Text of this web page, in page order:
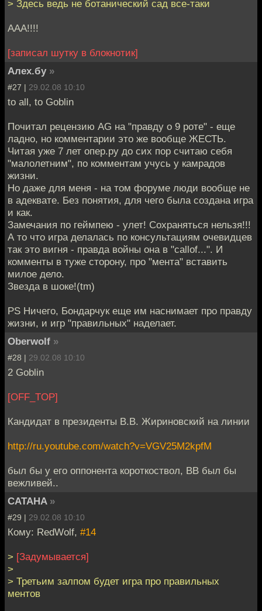
> Здесь ведь не ботанический сад все-таки
ААА!!!!
[записал шутку в блокнотик]
Алех.бу »
#27 | 29.02.08 10:10
to all, to Goblin
Почитал рецензию AG на "правду о 9 роте" - еще
ладно, но комментарии это же вообще ЖЕСТЬ.
Читая уже 7 лет опер.ру до сих пор считаю себя
"малолетним", по комментам учусь у камрадов
жизни.
Но даже для меня - на том форуме люди вообще не
в адеквате. Без понятия, для чего была создана игра
и как.
Замечания по геймпею - улет! Сохраняться нельзя!!!
А то что игра делалась по консультациям очевидцев
так это вигня - правда войны она в "callof...". И
комменты в туже сторону, про "мента" вставить
милое дело.
Звезда в шоке!(tm)
PS Ничего, Бондарчук еще им наснимает про правду
жизни, и игр "правильных" наделает.
Oberwolf »
#28 | 29.02.08 10:10
2 Goblin
[OFF_TOP]
Кандидат в президенты В.В. Жириновский на линии
http://ru.youtube.com/watch?v=VGV25M2kpfM
был бы у его оппонента короткоствол, ВВ был бы
вежливей..
CATAHA »
#29 | 29.02.08 10:10
Кому: RedWolf, #14
> [Задумывается]
>
> Третьим залпом будет игра про правильных
ментов